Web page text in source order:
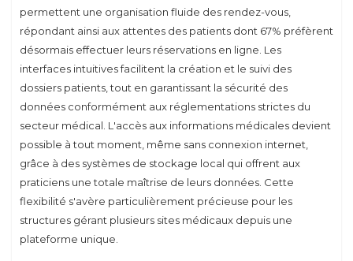
permettent une organisation fluide des rendez-vous,
répondant ainsi aux attentes des patients dont 67% préfèrent
désormais effectuer leurs réservations en ligne. Les
interfaces intuitives facilitent la création et le suivi des
dossiers patients, tout en garantissant la sécurité des
données conformément aux réglementations strictes du
secteur médical. L'accès aux informations médicales devient
possible à tout moment, même sans connexion internet,
grâce à des systèmes de stockage local qui offrent aux
praticiens une totale maîtrise de leurs données. Cette
flexibilité s'avère particulièrement précieuse pour les
structures gérant plusieurs sites médicaux depuis une
plateforme unique.